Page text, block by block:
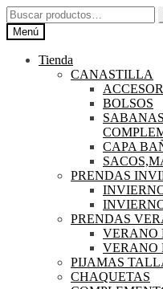
Ir
a
la
navegación
Ir
al
contenido
Buscar
por:Menú
Tienda
CANASTILLA
BOLSOS
CAPA
PRENDAS
PRENDAS
VERANO
VERANO
PIJAMAS
CHAQUETAS